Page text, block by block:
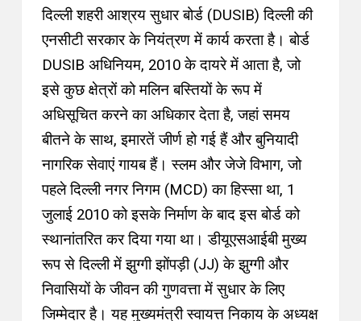
दिल्ली शहरी आश्रय सुधार बोर्ड (DUSIB) दिल्ली की
एनसीटी सरकार के नियंत्रण में कार्य करता है। बोर्ड
DUSIB अधिनियम, 2010 के दायरे में आता है, जो
इसे कुछ क्षेत्रों को मलिन बस्तियों के रूप में
अधिसूचित करने का अधिकार देता है, जहां समय
बीतने के साथ, इमारतें जीर्ण हो गई हैं और बुनियादी
नागरिक सेवाएं गायब हैं। स्लम और जेजे विभाग, जो
पहले दिल्ली नगर निगम (MCD) का हिस्सा था, 1
जुलाई 2010 को इसके निर्माण के बाद इस बोर्ड को
स्थानांतरित कर दिया गया था। डीयूएसआईबी मुख्य
रूप से दिल्ली में झुग्गी झोंपड़ी (JJ) के झुग्गी और
निवासियों के जीवन की गुणवत्ता में सुधार के लिए
जिम्मेदार है। यह मुख्यमंत्री स्वायत्त निकाय के अध्यक्ष